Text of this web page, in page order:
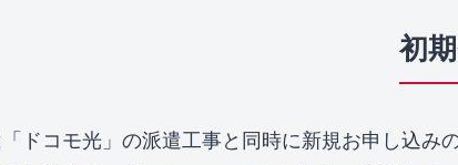
初
ドコモ光」の派遣工事と同時に新規お申し込み